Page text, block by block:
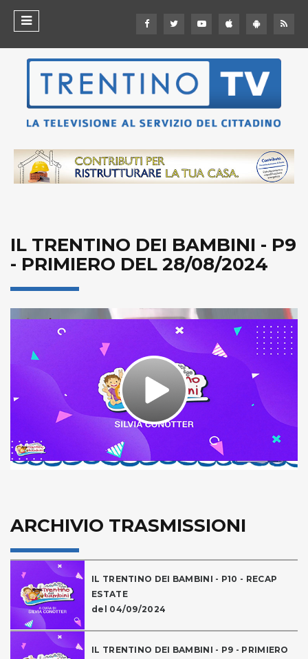
IL TRENTINO DEI BAMBINI - P9
- PRIMIERO DEL 28/08/2024
Play
Video
ARCHIVIO TRASMISSIONI
IL TRENTINO DEI BAMBINI - P10 - RECAP
ESTATE
del 04/09/2024
IL TRENTINO DEI BAMBINI - P9 - PRIMIERO